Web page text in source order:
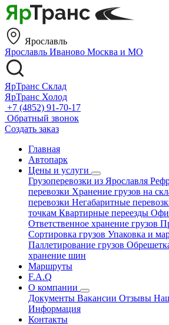
Ярославль
Ярославль Иваново Москва и МО
ЯрТранс Склад
ЯрТранс Холод
+7 (4852) 91-70-17
Обратный звонок
Создать заказ
Главная
Автопарк
Цены и услуги
Грузоперевозки из Ярославля
перевозки Хранение грузов на
перевозки Негабаритные
точкам Квартирные переезды
Ответственное хранение грузов
Сортировка грузов Упаковка и
Паллетирование грузов
хранение шин
Маршруты
F.A.Q
О компании
Документы Вакансии Отзывы
Информация
Контакты